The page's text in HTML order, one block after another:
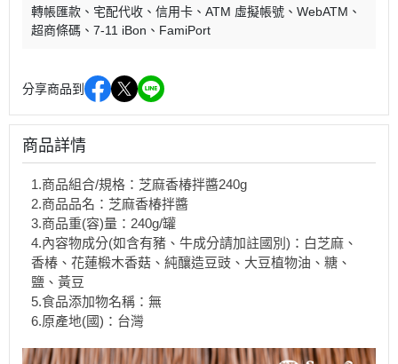
轉帳匯款
宅配代收 信用卡 ATM 虛擬帳號
WebATM
超商條碼
7-11 iBon FamiPort
分享商品到
商品詳情
1.商品組合/規格：芝麻香椿拌醬240g
2.商品品名：芝麻香椿拌醬
3.商品重(容)量：240g/罐
4.內容物成分(如含有豬、牛成分請加註國別)：白芝麻、
香椿、花蓮椴木香菇、純釀造豆豉、大豆植物油、糖、
鹽、黃豆
5.食品添加物名稱：無
6.原產地(國)：台灣